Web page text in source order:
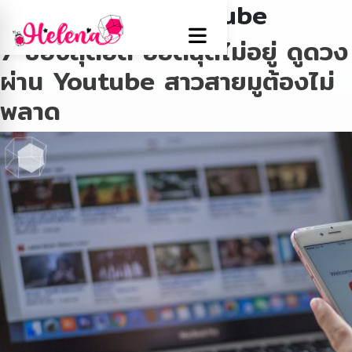
Tag:ดูดวงผ่านyoutube
7 ช่องสุดฮิต ฮอตฉุดไม่อยู่ ดูดวง
ผ่าน Youtube สาวสายมูต้องไม่
พลาด